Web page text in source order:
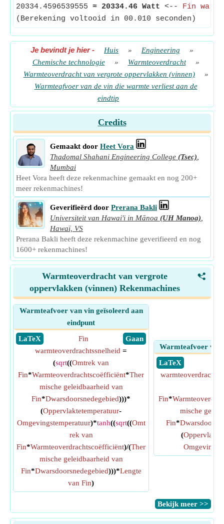
20334.4596539555 ≈ 20334.46 Watt <-- Fin
(Berekening voltooid in 00.010 seconden)
Je bevindt je hier- Huis » Engineering
»
Chemische technologie
» Warmteoverdracht
»
Warmteoverdracht van vergrote oppervlakken (vinnen)
»
Warmteafvoer van de vin die warmte verliest aan de
eindtip
Credits
Gemaakt door Heet Vora
Thadomal Shahani Engineering College (Tsec)
Mumbai
Heet Vora heeft deze rekenmachine gemaakt en nog 200+
meer rekenmachines!
Geverifieërd door Prerana Bakli
Universiteit van Hawai'i in Mānoa (UH Manoa)
Hawaï, VS
Prerana Bakli heeft deze rekenmachine geverifieerd en nog
1600+ rekenmachines!
<
Warmteoverdracht van vergrote
oppervlakken (vinnen) Rekenmachines
Warmteafvoer van vin geïsoleerd aan
eindpunt
​ LaTeX
​ Gaan
Fin
warmteoverdrachtssnelheid =
(sqrt((Omtrek van
Fin*Warmteoverdrachtscoëfficiënt*Ther
mische geleidbaarheid van
Fin*Dwarsdoorsnedegebied)))*
(Oppervlaktetemperatuur-
Omgevingstemperatuur)*tanh((sqrt((Omt
rek van
Fin*Warmteoverdrachtscoëfficiënt)/(Ther
mische geleidbaarheid van
Fin*Dwarsdoorsnedegebied)))*Lengte
van Fin)
Warmteafvoer van
​ LaTeX
Fin*
mische
Fin*
(
​Bekijk meer >>